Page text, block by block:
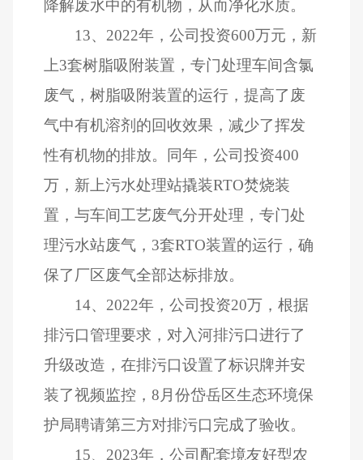
降解废水中的有机物，从而净化水质。
13、 2022年，公司投资600万元，新
上3套树脂吸附装置，专门处理车间含氯
废气，树脂吸附装置的运行，提高了废
气中有机溶剂的回收效果，减少了挥发
性有机物的排放。同年，公司投资400
万，新上污水处理站撬装RTO焚烧装
置，与车间工艺废气分开处理，专门处
理污水站废气， 3套RTO装置的运行，确
保了厂区废气全部达标排放。
14、 2022年，公司投资20万，根据
排污口管理要求，对入河排污口进行了
升级改造，在排污口设置了标识牌并安
装了视频监控，8 月份岱岳区生态环境保
护局聘请第三方对排污口完成了验收。
15、 2023年，公司配套境友好型农